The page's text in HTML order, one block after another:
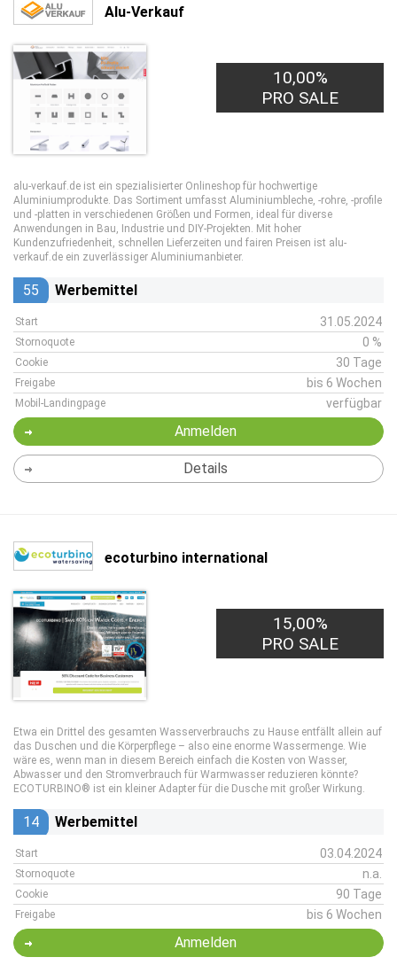
Alu-Verkauf
10,00%
PRO SALE
alu-verkauf.de ist ein spezialisierter Onlineshop für hochwertige
Aluminiumprodukte. Das Sortiment umfasst Aluminiumbleche, -rohre, -profile
und -platten in verschiedenen Größen und Formen, ideal für diverse
Anwendungen in Bau, Industrie und DIY-Projekten. Mit hoher
Kundenzufriedenheit, schnellen Lieferzeiten und fairen Preisen ist alu-
verkauf.de ein zuverlässiger Aluminiumanbieter.
55 Werbemittel
Start 31.05.2024
Stornoquote 0 %
Cookie 30 Tage
Freigabe bis 6 Wochen
Mobil-Landingpage verfügbar
Anmelden
Details
ecoturbino international
15,00%
PRO SALE
Etwa ein Drittel des gesamten Wasserverbrauchs zu Hause entfällt allein auf
das Duschen und die Körperpflege – also eine enorme Wassermenge. Wie
wäre es, wenn man in diesem Bereich einfach die Kosten von Wasser,
Abwasser und den Stromverbrauch für Warmwasser reduzieren könnte?
ECOTURBINO® ist ein kleiner Adapter für die Dusche mit großer Wirkung.
14 Werbemittel
Start 03.04.2024
Stornoquote n.a.
Cookie 90 Tage
Freigabe bis 6 Wochen
Anmelden